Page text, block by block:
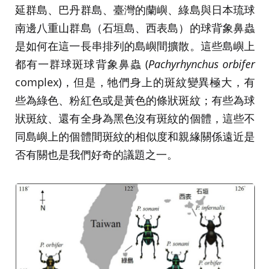
延群島、巴丹群島、臺灣的蘭嶼、綠島與日本琉球
南邊八重山群島（石垣島、西表島）的球背象鼻蟲
是如何在這一長串排列的島嶼間擴散。這些島嶼上
都有一群球斑球背象鼻蟲 (Pachyrhynchus orbifer
complex)，但是，牠們身上的斑紋變異極大，有
些為綠色、粉紅色或是黃色的條狀斑紋；有些為球
狀斑紋、還有全身為黑色沒有斑紋的個體，這些不
同島嶼上的個體間斑紋的相似度和親緣關係遠近是
否有關也是我們好奇的議題之一。